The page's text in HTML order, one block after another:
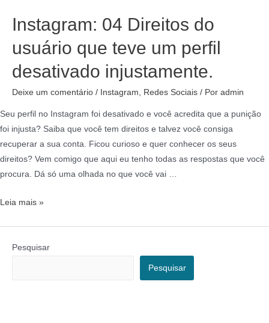
Instagram: 04 Direitos do
usuário que teve um perfil
desativado injustamente.
Deixe um comentário / Instagram, Redes Sociais / Por admin
Seu perfil no Instagram foi desativado e você acredita que a punição
foi injusta? Saiba que você tem direitos e talvez você consiga
recuperar a sua conta. Ficou curioso e quer conhecer os seus
direitos? Vem comigo que aqui eu tenho todas as respostas que você
procura. Dá só uma olhada no que você vai …
Leia mais »
Pesquisar
Pesquisar